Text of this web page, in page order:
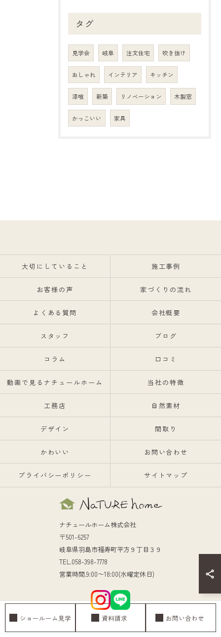
タグ
見学会 岐阜 注文住宅 吹き抜け
おしゃれ インテリア キッチン
漆喰 新築 リノベーション 木製窓
かっこいい 家具
ショールーム見学 資料請求 お問い合わせ
大切にしていること 施工事例
お客様の声 家づくりの流れ
よくある質問 会社概要
スタッフ ブログ
コラム 口コミ
動画で見るナチュールホーム 当社の特徴
工務店 自然素材
デザイン 間取り
かわいい お問い合わせ
プライバシーポリシー サイトマップ
ナチュールホーム株式会社
〒501-6257
岐阜県羽島市福寿町平方９丁目３９
TEL.058-398-7778
営業時間.9:00～18:00(水曜定休日)
© 2026 岐阜の注文住宅ならナチュールホーム株式会社 ALL RIGHTS RESERVED.